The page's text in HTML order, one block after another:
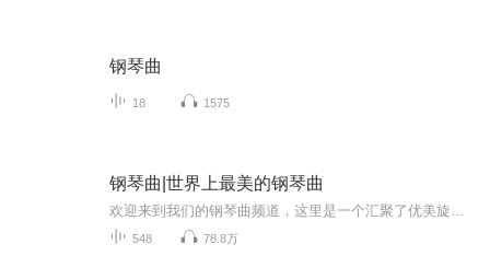
钢琴曲
18 1575
钢琴曲|世界上最美的钢琴曲
548 78.8万